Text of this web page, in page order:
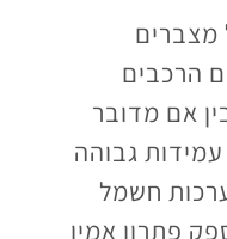
מצברים
הרכבים
אם מדובר
גבוהה
חשמל
פתרון אמין